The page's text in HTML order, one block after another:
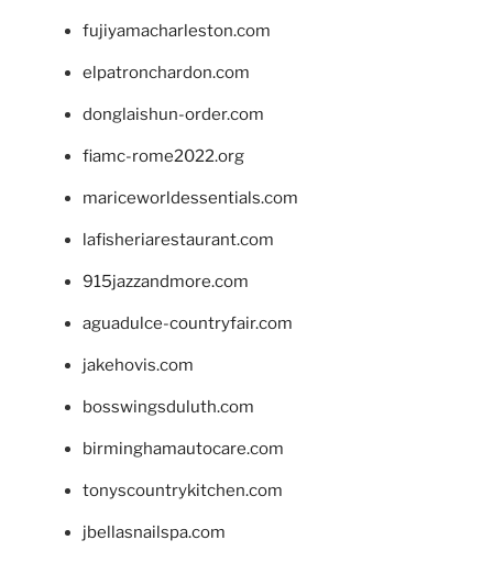
fujiyamacharleston.com
elpatronchardon.com
donglaishun-order.com
fiamc-rome2022.org
mariceworldessentials.com
lafisheriarestaurant.com
915jazzandmore.com
aguadulce-countryfair.com
jakehovis.com
bosswingsduluth.com
birminghamautocare.com
tonyscountrykitchen.com
jbellasnailspa.com